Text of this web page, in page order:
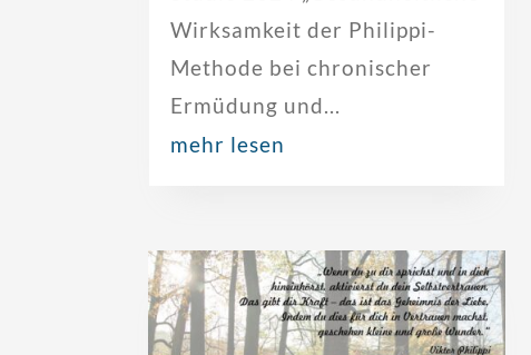
Wirksamkeit der Philippi-
Methode bei chronischer
Ermüdung und...
mehr lesen